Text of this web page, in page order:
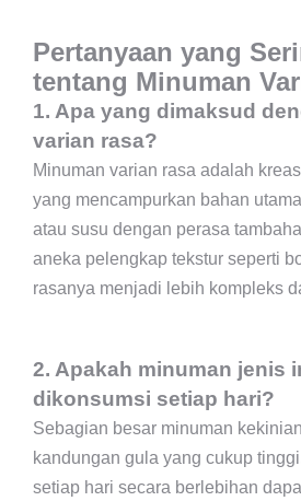
Pertanyaan yang
tentang Minuman
1. Apa yang dimaksud
varian rasa?
Minuman varian rasa adalah
yang mencampurkan bahan
atau susu dengan perasa
aneka pelengkap tekstur seperti
rasanya menjadi lebih kompleks
2. Apakah minuman jenis
dikonsumsi setiap hari?
Sebagian besar minuman
kandungan gula yang cukup
setiap hari secara berlebihan